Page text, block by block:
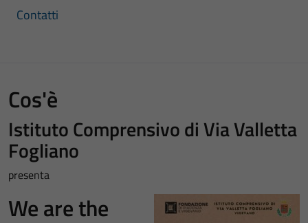
Contatti
Cos'è
Istituto Comprensivo di Via Valletta
Fogliano
presenta
We are the